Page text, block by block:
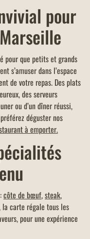
pour
pour que petits et grands
s’amuser dans l’espace
de votre repas. Des plats
des serveurs
ou d’un dîner réussi,
déguster nos
à emporter.
côte de bœuf,steak,
la carte régale tous les
pour une expérience